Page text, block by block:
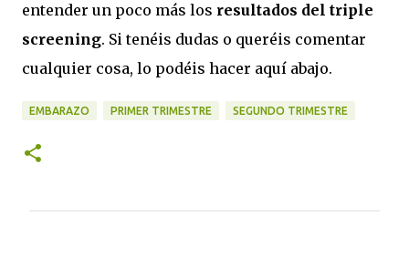
entender un poco más los resultados del triple
screening. Si tenéis dudas o queréis comentar
cualquier cosa, lo podéis hacer aquí abajo.
EMBARAZO PRIMER TRIMESTRE SEGUNDO TRIMESTRE